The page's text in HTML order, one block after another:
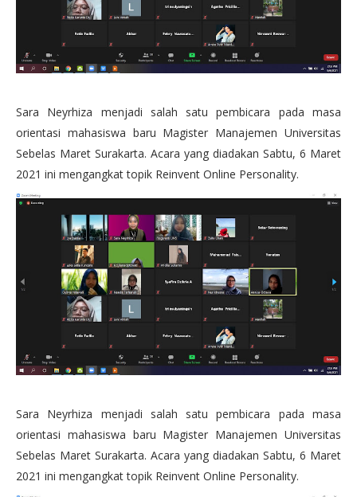
Sara Neyrhiza menjadi salah satu pembicara pada masa
orientasi mahasiswa baru Magister Manajemen Universitas
Sebelas Maret Surakarta. Acara yang diadakan Sabtu, 6 Maret
2021 ini mengangkat topik Reinvent Online Personality.
Sara Neyrhiza menjadi salah satu pembicara pada masa
orientasi mahasiswa baru Magister Manajemen Universitas
Sebelas Maret Surakarta. Acara yang diadakan Sabtu, 6 Maret
2021 ini mengangkat topik Reinvent Online Personality.